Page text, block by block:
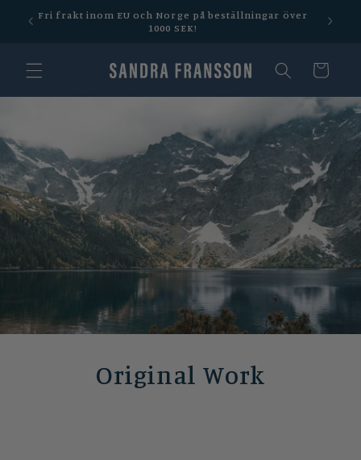
vidare
till
Fri frakt inom EU och Norge på beställningar över
1000 SEK!
Varukorg
Original Work